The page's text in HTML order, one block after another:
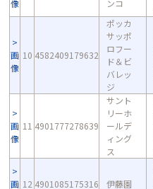
像
ンコ
画
像
10 4582409179632
ポッカ
サッポ
ロフー
ド＆ビ
バレッ
ジ
画
像
11 4901777278639
サント
リーホ
ールデ
ィング
ス
画 12 4901085175316 伊藤園